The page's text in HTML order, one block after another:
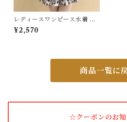
ワンピース・セットアップ
女性下着・靴下
レディースワンピース水着 体
型カバー花柄
¥2,570
商品一覧に
☆クーポンのお